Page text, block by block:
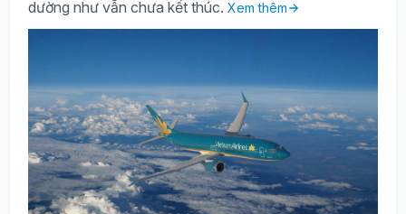
dường như vẫn chưa kết thúc. Xem thêm